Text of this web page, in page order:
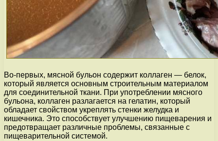
Во-первых, мясной бульон содержит коллаген — белок,
который является основным строительным материалом
для соединительной ткани. При употреблении мясного
бульона, коллаген разлагается на гелатин, который
обладает свойством укреплять стенки желудка и
кишечника. Это способствует улучшению пищеварения и
предотвращает различные проблемы, связанные с
пищеварительной системой.